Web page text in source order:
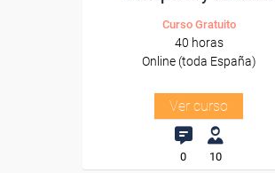
Curso Gratuito
40 horas
Online (toda España)
Ver curso
0 10